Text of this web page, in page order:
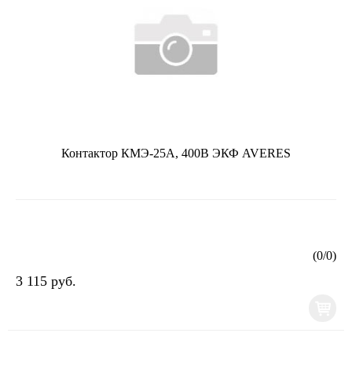
Контактор КМЭ-25А, 400В ЭКФ AVERES
(0/0)
3 115 руб.